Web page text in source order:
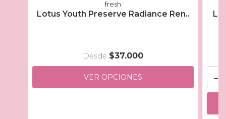
fresh
Lotus Youth Preserve Radiance Ren..
Desde $37.000
VER OPCIONES -